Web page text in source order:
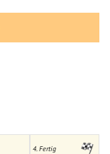
4. Fertig